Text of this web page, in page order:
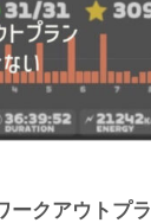
ークアウトプラ